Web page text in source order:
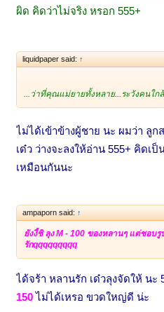
ผิด คิดว่าไม่จริง หรอก 555+
liquidpaper said: ↑
...ว่าที่คุณแม่ยายทั้งหลาย...ระวังคนใก
ไม่ได้เข้าข้างผู้ชาย นะ ผมว่า ลูก
เด๋ว ว่างจะลงให้อ่าน 555+ คิดเ
เหมือนกันนะ
ampaporn said: ↑
ยังงี้ชิ ลุง M - 100 ของหลานๆ แต่ชอบ
รักqqqqqqqqq
ได้จร้า หลานรัก เด๋วลุงจัดให้ นะ
150 ไม่ได้เหรอ ขวดใหญ่ดี น่ะ